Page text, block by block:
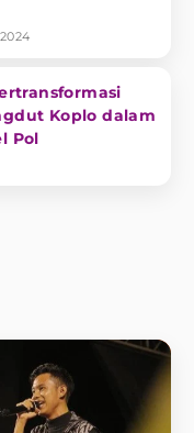
Koplo dalam
Pol